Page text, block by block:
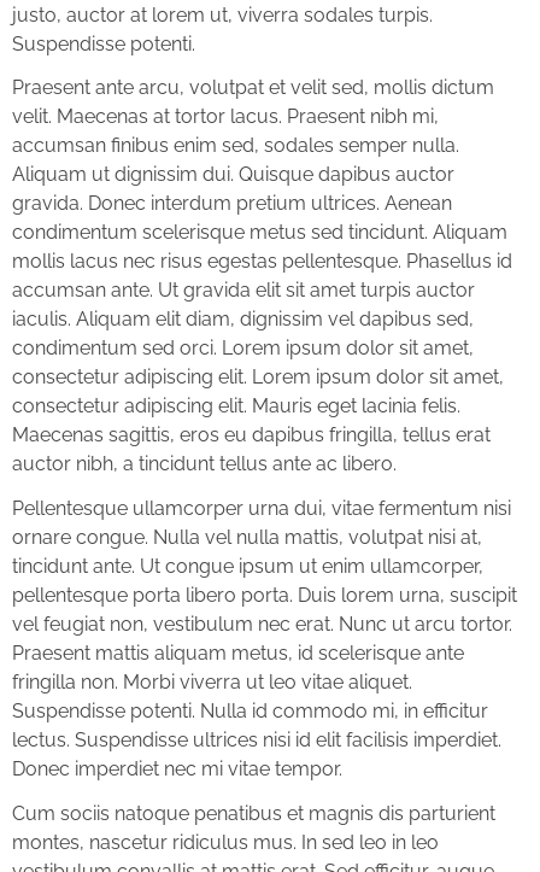
justo, auctor at lorem ut, viverra sodales turpis.
Suspendisse potenti.
Praesent ante arcu, volutpat et velit sed, mollis dictum
velit. Maecenas at tortor lacus. Praesent nibh mi,
accumsan finibus enim sed, sodales semper nulla.
Aliquam ut dignissim dui. Quisque dapibus auctor
gravida. Donec interdum pretium ultrices. Aenean
condimentum scelerisque metus sed tincidunt. Aliquam
mollis lacus nec risus egestas pellentesque. Phasellus id
accumsan ante. Ut gravida elit sit amet turpis auctor
iaculis. Aliquam elit diam, dignissim vel dapibus sed,
condimentum sed orci. Lorem ipsum dolor sit amet,
consectetur adipiscing elit. Lorem ipsum dolor sit amet,
consectetur adipiscing elit. Mauris eget lacinia felis.
Maecenas sagittis, eros eu dapibus fringilla, tellus erat
auctor nibh, a tincidunt tellus ante ac libero.
Pellentesque ullamcorper urna dui, vitae fermentum nisi
ornare congue. Nulla vel nulla mattis, volutpat nisi at,
tincidunt ante. Ut congue ipsum ut enim ullamcorper,
pellentesque porta libero porta. Duis lorem urna, suscipit
vel feugiat non, vestibulum nec erat. Nunc ut arcu tortor.
Praesent mattis aliquam metus, id scelerisque ante
fringilla non. Morbi viverra ut leo vitae aliquet.
Suspendisse potenti. Nulla id commodo mi, in efficitur
lectus. Suspendisse ultrices nisi id elit facilisis imperdiet.
Donec imperdiet nec mi vitae tempor.
Cum sociis natoque penatibus et magnis dis parturient
montes, nascetur ridiculus mus. In sed leo in leo